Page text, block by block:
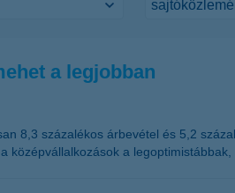
a legjobban
8,3 százalékos árbevétel és 5,2
középvállalkozások a